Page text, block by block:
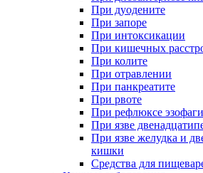
При дуодените
При запоре
При интоксикации
При кишечных
При колите
При отравлении
При панкреатите
При рвоте
При рефлюксе
При язве
При язве желудка и
кишки
Средства для